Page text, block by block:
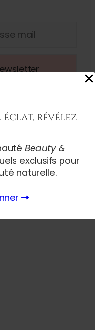
éclat, révélez-
Beauty &
exclusifs pour
naturelle.